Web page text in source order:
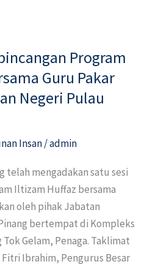
Program
Guru Pakar
Negeri Pulau
Insan/admin
telah mengadakan satu sesi
Iltizam Huffaz bersama
oleh pihak Jabatan
bertempat di Kompleks
Gelam, Penaga. Taklimat
Ibrahim, Pengurus Besar